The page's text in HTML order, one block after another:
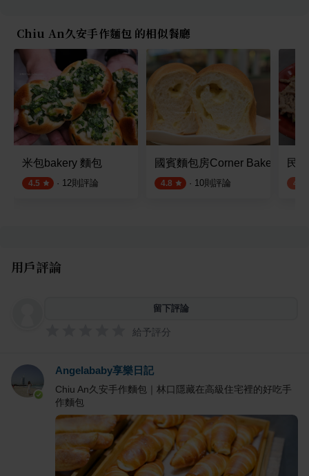
Chiu An久安手作麵包 的相似餐廳
米包bakery 麵包
4.5 · 12則評論
國賓麵包房Corner Bakery 63
4.8 · 10則評論
民
4.2
用戶評論
留下評論
給予評分
Angelababy享樂日記
Chiu An久安手作麵包｜林口隱藏在高級住宅裡的好吃手
作麵包